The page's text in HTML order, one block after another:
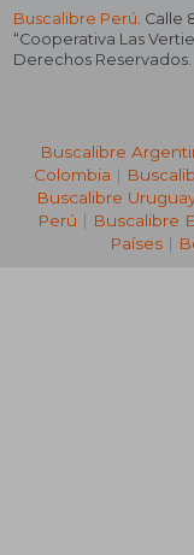
Buscalibre Perú. Calle
“Cooperativa Las
Derechos Reservados.
Buscalibre
Colombia |
Buscalibre
Perú | Buscalibre
Países |